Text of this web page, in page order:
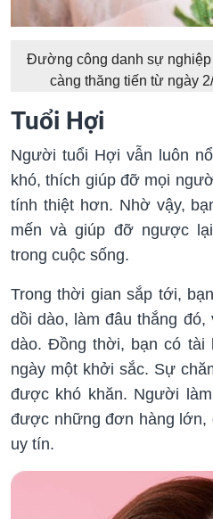
Đường công danh sự
càng thăng tiến từ ngày
Tuổi Hợi
Người tuổi Hợi vẫn luôn
khó, thích giúp đỡ mọi
tính thiệt hơn. Nhờ vậy,
mến và giúp đỡ ngược
trong cuộc sống.
Trong thời gian sắp tới,
dồi dào, làm đâu thắng
dào. Đồng thời, bạn có tài
ngày một khởi sắc. Sự
được khó khăn. Người
được những đơn hàng lớn,
uy tín.